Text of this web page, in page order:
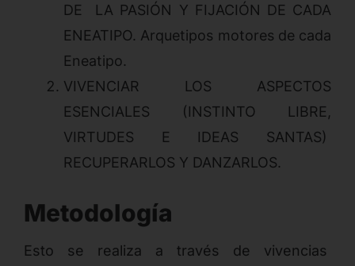
DE LA PASIÓN Y FIJACIÓN DE CADA
ENEATIPO. Arquetipos motores de cada
Eneatipo.
VIVENCIAR LOS ASPECTOS
ESENCIALES (INSTINTO LIBRE,
VIRTUDES E IDEAS SANTAS)
RECUPERARLOS Y DANZARLOS.
Metodología
Esto se realiza a través de vivencias